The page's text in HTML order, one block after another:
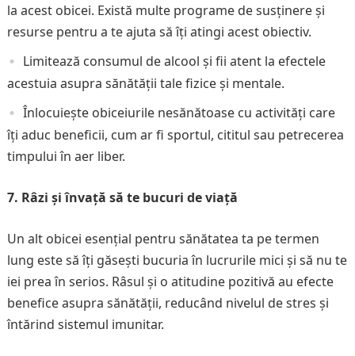
la acest obicei. Există multe programe de susținere și
resurse pentru a te ajuta să îți atingi acest obiectiv.
Limitează consumul de alcool și fii atent la efectele
acestuia asupra sănătății tale fizice și mentale.
Înlocuiește obiceiurile nesănătoase cu activități care
îți aduc beneficii, cum ar fi sportul, cititul sau petrecerea
timpului în aer liber.
7. Râzi și învață să te bucuri de viață
Un alt obicei esențial pentru sănătatea ta pe termen
lung este să îți găsești bucuria în lucrurile mici și să nu te
iei prea în serios. Râsul și o atitudine pozitivă au efecte
benefice asupra sănătății, reducând nivelul de stres și
întărind sistemul imunitar.